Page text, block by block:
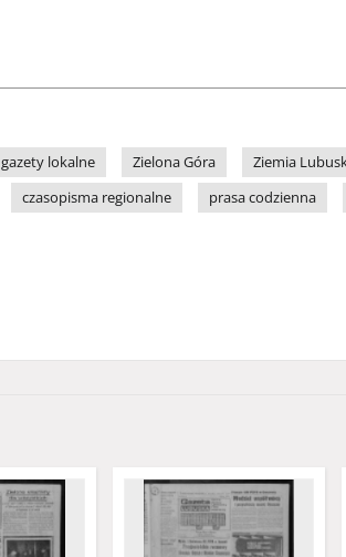
gazety lokalne Zielona Góra Ziemia
czasopisma regionalne prasa codzienna